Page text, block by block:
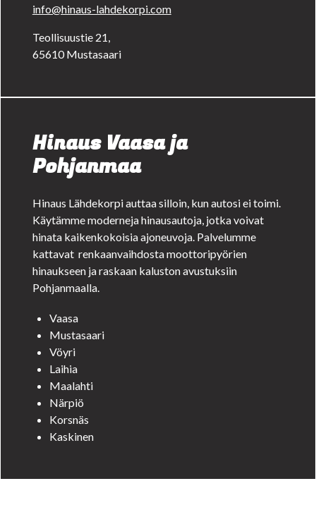
info@hinaus-lahdekorpi.com
Teollisuustie 21,
65610 Mustasaari
Hinaus Vaasa ja
Pohjanmaa
Hinaus Lähdekorpi auttaa silloin, kun autosi ei toimi.
Käytämme moderneja hinausautoja, jotka voivat
hinata kaikenkokoisia ajoneuvoja. Palvelumme
kattavat renkaanvaihdosta moottoripyörien
hinaukseen ja raskaan kaluston avustuksiin
Pohjanmaalla.
Vaasa
Mustasaari
Vöyri
Laihia
Maalahti
Närpiö
Korsnäs
Kaskinen